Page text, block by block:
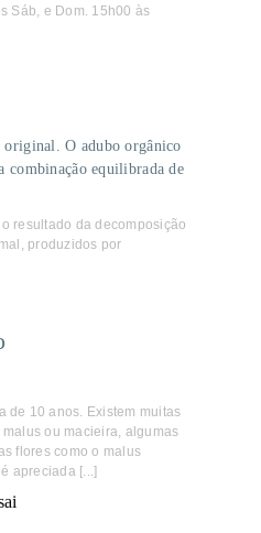
Sáb, e Dom. 15h00 às
O adubo orgânico
equilibrada de
resultado da decomposição
produzidos por
de 10 anos. Existem muitas
ou macieira, algumas
flores como o malus
apreciada [...]